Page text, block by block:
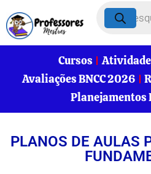
Cursos
Avaliações BNCC 2026
Planejamentos
PLANOS DE AULAS